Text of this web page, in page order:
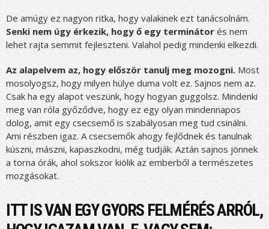
De amúgy ez nagyon ritka, hogy valakinek ezt tanácsolnám.
Senki nem úgy érkezik, hogy ő egy terminátor és nem
lehet rajta semmit fejleszteni. Valahol pedig mindenki elkezdi.
Az alapelvem az, hogy először tanulj meg mozogni. Most
mosolyogsz, hogy milyen hülye duma volt ez. Sajnos nem az.
Csak ha egy alapot veszünk, hogy hogyan guggolsz. Mindenki
meg van róla győződve, hogy ez egy olyan mindennapos
dolog, amit egy csecsemő is szabályosan meg tud csinálni.
Ami részben igaz. A csecsemők ahogy fejlődnek és tanulnak
kúszni, mászni, kapaszkodni, még tudják. Aztán sajnos jönnek
a torna órák, ahol sokszor kiölik az emberből a természetes
mozgásokat.
ITT IS VAN EGY GYORS FELMÉRÉS ARRÓL,